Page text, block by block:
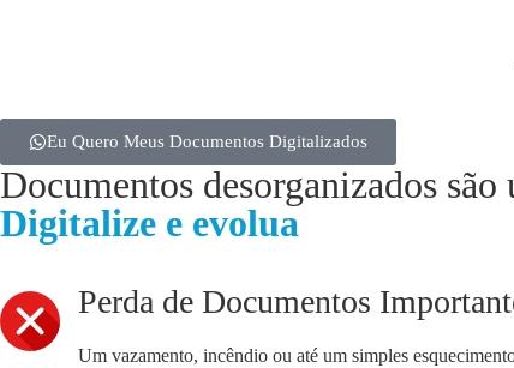
Eu Quero Meus Documentos Digitalizados
Documentos desorganizados
Digitalize e evolua
Perda de Documentos
Um vazamento, incêndio ou até um simples